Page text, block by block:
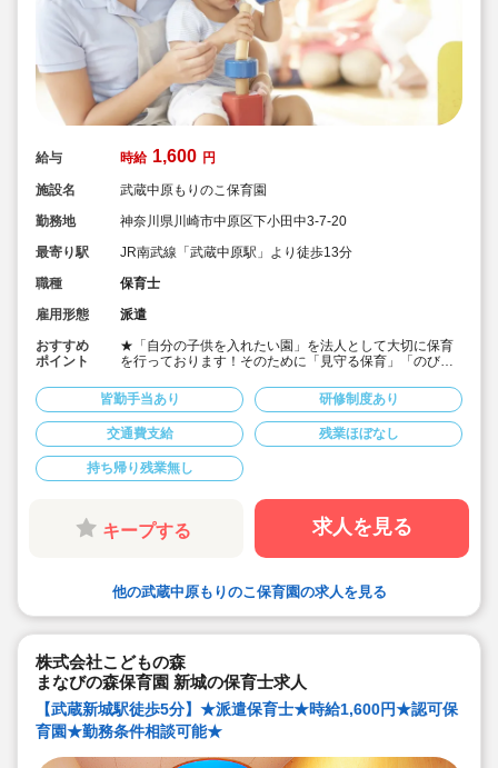
給与 時給 1,600 円
施設名
武蔵中原もりのこ保育園
勤務地
神奈川県川崎市中原区下小田中3-7-20
最寄り駅
JR南武線「武蔵中原駅」より徒歩13分
職種
保育士
雇用形態
派遣
おすすめ
ポイント
★「自分の子供を入れたい園」を法人として大切に保育
を行っております！そのために「見守る保育」「のびの
す♪
★保育士専任のコンサルタントがあなたの派遣就業を安
心サポートいたします
★武蔵中原駅より徒歩13分の定員90名の認可保育園！
★時給1,600円の求人です！
★勤務条件等相談可能です！
キララサポートで派遣就業する3つのメリット
・求人提案から就業後のサポートまで専任コンサルタン
トが細やかに対応します
・手当や福利厚生については当社独自のサービスもご用
ったサポートに定評があります
皆勤手当あり 研修制度あり
交通費支給 残業ほぼなし
持ち帰り残業無し
キープする 求人を見る
他の武蔵中原もりのこ保育園の求人を見る
株式会社こどもの森
まなびの森保育園 新城の保育士求人
【武蔵新城駅徒歩5分】★派遣保育士★時給1,600円★認可保
育園★勤務条件相談可能★